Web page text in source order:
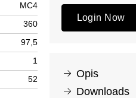
MC4
360
97,5
1
52
Login Now
Opis
Downloads